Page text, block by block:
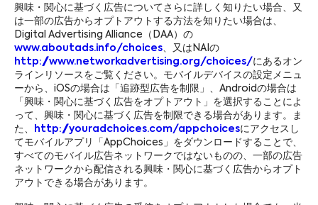
興味・関心に基づく広告についてさらに詳しく知りたい場合、又
は一部の広告からオプトアウトする方法を知りたい場合は、
Digital Advertising Alliance（DAA）の
www.aboutads.info/choices、又はNAIの
http://www.networkadvertising.org/choices/にあるオン
ラインリソースをご覧ください。モバイルデバイスの設定メニュ
ーから、iOSの場合は「追跡型広告を制限」、Androidの場合は
「興味・関心に基づく広告をオプトアウト」を選択することによ
って、興味・関心に基づく広告を制限できる場合があります。ま
た、
http://youradchoices.com/appchoicesにアクセスし
てモバイルアプリ「AppChoices」をダウンロードすることで、
すべてのモバイル広告ネットワークではないものの、一部の広告
ネットワークから配信される興味・関心に基づく広告からオプト
アウトできる場合があります。